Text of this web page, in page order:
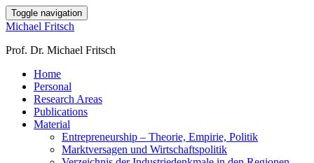
Toggle navigation
Michael Fritsch
Prof. Dr. Michael Fritsch
Home
Personal
Research Areas
Publications
Material
Entrepreneurship – Theorie, Empirie, Politik
Marktversagen und Wirtschaftspolitik